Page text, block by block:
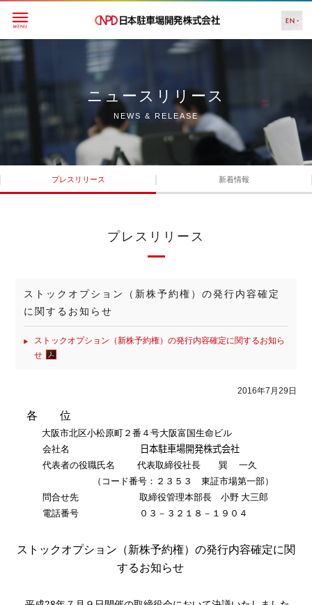
ニュースリリース
NEWS & RELEASE
プレスリリース 新着情報
プレスリリース
ストックオプション（新株予約権）の発行内容確定
に関するお知らせ
ストックオプション（新株予約権）の発行内容確定に関するお知ら
せ
2016年7月29日
各 位
大阪市北区小松原町２番４号大阪富国生命ビル
会社名
日本駐車場開発株式会社
代表者の役職氏名
代表取締役社長 巽 一久
（コード番号：２３５３ 東証市場第一部）
問合せ先
取締役管理本部長 小野 大三郎
電話番号
０３－３２１８－１９０４
ストックオプション（新株予約権）の発行内容確定に関
するお知らせ